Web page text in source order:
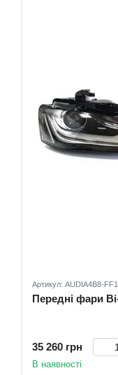
Артикул: AUDIA4B8-
Передні фари
35 260 грн
В наявності